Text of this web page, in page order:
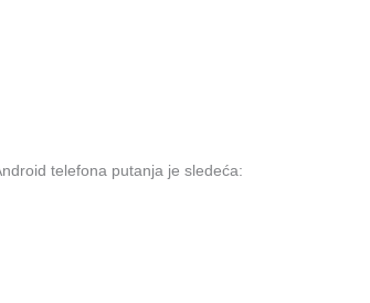
telefona putanja je sledeća: